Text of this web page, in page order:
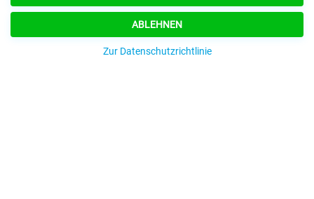
ABLEHNEN
Zur Datenschutzrichtlinie